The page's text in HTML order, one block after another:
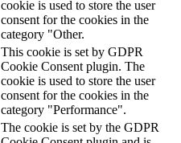
cookie is used to store the user
consent for the cookies in the
category "Other.
This cookie is set by GDPR
Cookie Consent plugin. The
cookie is used to store the user
consent for the cookies in the
category "Performance".
The cookie is set by the GDPR